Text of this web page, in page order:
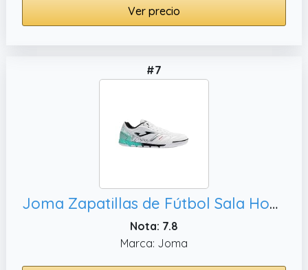
Ver precio
#7
Joma Zapatillas de Fútbol Sala Hombre, Amortiguación y Estabilidad - Mundial
Nota: 7.8
Marca: Joma